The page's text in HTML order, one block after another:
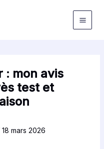
: mon avis
test et
18 mars 2026